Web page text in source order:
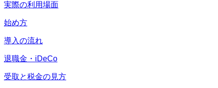
実際の利用場面
始め方
導入の流れ
退職金・iDeCo
受取と税金の見方